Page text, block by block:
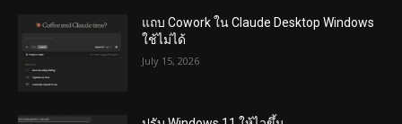
แถบ Cowork ใน Claude Desktop Windows
ใช้ไม่ได้
July 15, 2026